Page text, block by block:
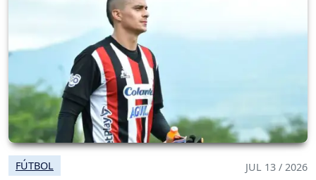
FÚTBOL JUL 13 / 2026